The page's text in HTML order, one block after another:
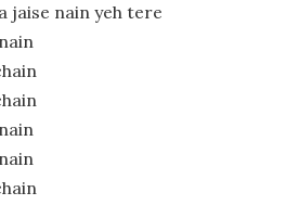
jaise nain yeh tere